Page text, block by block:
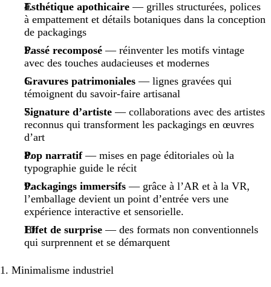
Esthétique apothicaire— grilles structurées, polices
à empattement et détails botaniques dans la conception
de packagings
Passé recomposé— réinventer les motifs vintage
avec des touches audacieuses et modernes
Gravures patrimoniales— lignes gravées qui
témoignent du savoir-faire artisanal
Signature d’artiste— collaborations avec des artistes
reconnus qui transforment les packagings en œuvres
d’art
Pop narratif— mises en page éditoriales où la
typographie guide le récit
Packagings immersifs— grâce à l’AR et à la VR,
l’emballage devient un point d’entrée vers une
expérience interactive et sensorielle.
Effet de surprise— des formats non conventionnels
qui surprennent et se démarquent
1. Minimalisme industriel